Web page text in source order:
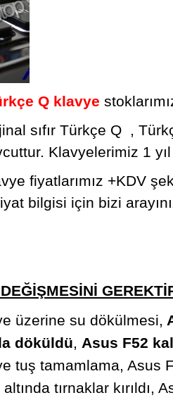
Q klavye
sıfır Türkçe Q ,
Klavyelerimiz 1
fiyatlarımız +KDV
bilgisi için bizi
üzerine su dökülmesi,
döküldü, Asus F52
tuş tamamlama, Asus
tırnaklar kırıldı,